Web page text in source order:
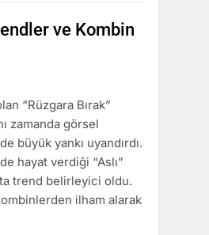
ve Kombin
“Rüzgara Bırak”
zamanda görsel
büyük yankı uyandırdı.
hayat verdiği “Aslı”
trend belirleyici oldu.
ilham alarak